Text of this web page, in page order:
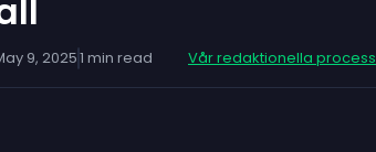
9, 20251 min read Vår redaktionella process